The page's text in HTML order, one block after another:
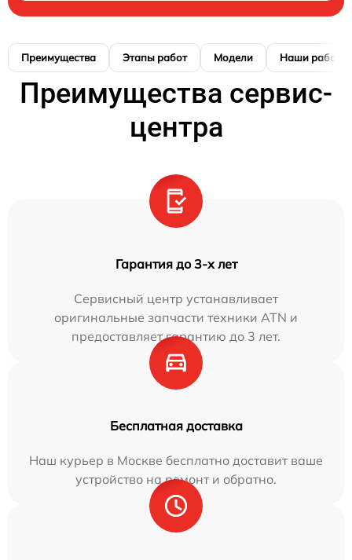
Преимущества Этапы работ Модели Наши работы
Преимущества сервис-
центра
Гарантия до 3-х лет
Сервисный центр устанавливает
оригинальные запчасти техники ATN и
предоставляет гарантию до 3 лет.
Бесплатная доставка
Наш курьер в Москве бесплатно доставит ваше
устройство на ремонт и обратно.